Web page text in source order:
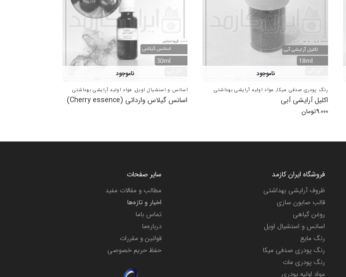
ناموجود
رنگ پودری صدفی میکا, مواد اولیه آرایشی بهداشتی
اکلیل آرایشی آبی
9.000تومان
ناموجود
اسانس و اسنشیال اویل, مواد اولیه آرایشی بهداشتی
اسانس گیلاس وارداتی (Cherry essence)
فروشگاه ایران کازمد
ظروف آرایشی بهداشتی
قالب صابون سازی
روغن گیاهی
اسانس و اسنشیال اویل
رنگ مایع
رنگ پودری صدفی میکا
رنگ پودری مات
مواد اولیه پودری
سایر صفحات
مطالب و مقالات مفید
اخبار و تازه‌ها
تماس باما
درباره‌ما
قوانین و مقررات
حفظ حریم خصوصی